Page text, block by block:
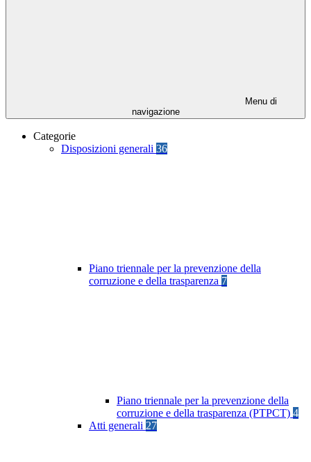
Menu di
navigazione
Categorie
Disposizioni generali 36
Piano triennale per la prevenzione della
corruzione e della trasparenza 7
Piano triennale per la prevenzione della
corruzione e della trasparenza (PTPCT) 4
Atti generali 27